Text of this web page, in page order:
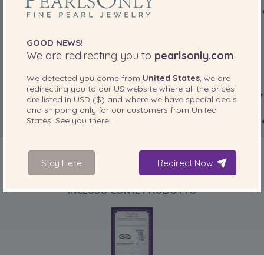
INCLUSO CON IL PRODOTTO
GOOD NEWS!
We are redirecting you to pearlsonly.com
We detected you come from United States , we are
redirecting you to our US website where all the prices
are listed in USD ($) and where we have special deals
and shipping only for our customers from United
States . See you there!
Stay Here Redirect Now